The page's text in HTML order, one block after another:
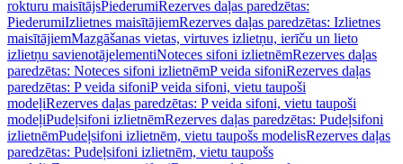
rokturu maisītājsPiederumiRezerves daļas paredzētas:
PiederumiIzlietnes maisītājiemRezerves daļas paredzētas: Izlietnes
maisītājiemMazgāšanas vietas, virtuves izlietņu, ierīču un lieto
izlietņu savienotājelementiNoteces sifoni izlietnēmRezerves daļas
paredzētas: Noteces sifoni izlietnēmP veida sifoniRezerves daļas
paredzētas: P veida sifoniP veida sifoni, vietu taupoši
modeļiRezerves daļas paredzētas: P veida sifoni, vietu taupoši
modeļiPudeļsifoni izlietnēmRezerves daļas paredzētas: Pudeļsifoni
izlietnēmPudeļsifoni izlietnēm, vietu taupošs modelisRezerves daļas
paredzētas: Pudeļsifoni izlietnēm, vietu taupošs